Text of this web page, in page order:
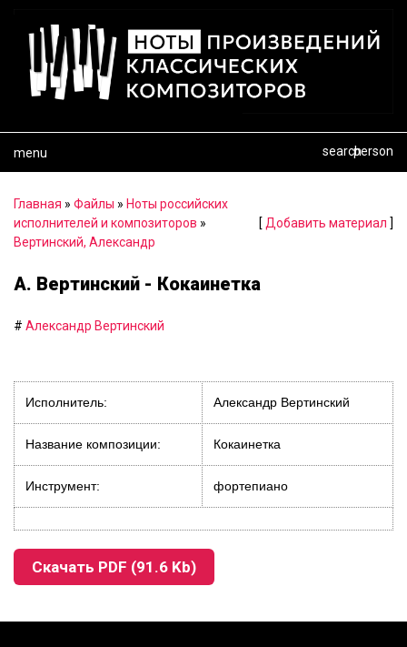
menu person
search
Главная » Файлы » Ноты российских
исполнителей и композиторов »
Вертинский, Александр
[ Добавить материал ]
А. Вертинский - Кокаинетка
# Александр Вертинский
Исполнитель: Александр Вертинский
Название композиции: Кокаинетка
Инструмент: фортепиано
Скачать PDF (91.6 Kb)